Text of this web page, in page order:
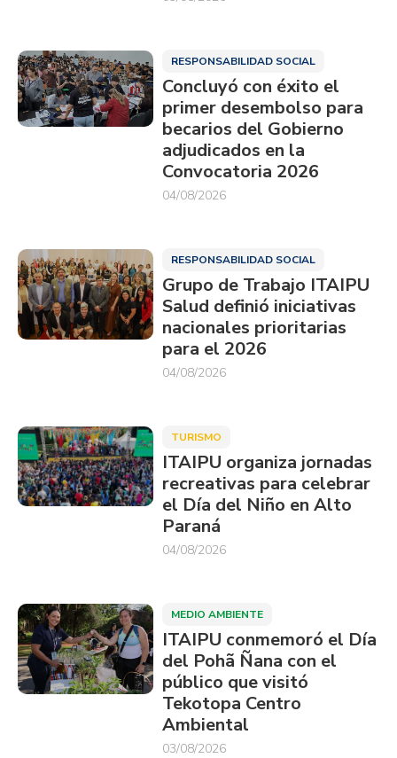
RESPONSABILIDAD SOCIAL
Concluyó con éxito el
primer desembolso para
becarios del Gobierno
adjudicados en la
Convocatoria 2026
04/08/2026
RESPONSABILIDAD SOCIAL
Grupo de Trabajo ITAIPU
Salud definió iniciativas
nacionales prioritarias
para el 2026
04/08/2026
TURISMO
ITAIPU organiza jornadas
recreativas para celebrar
el Día del Niño en Alto
Paraná
04/08/2026
MEDIO AMBIENTE
ITAIPU conmemoró el Día
del Pohã Ñana con el
público que visitó
Tekotopa Centro
Ambiental
03/08/2026